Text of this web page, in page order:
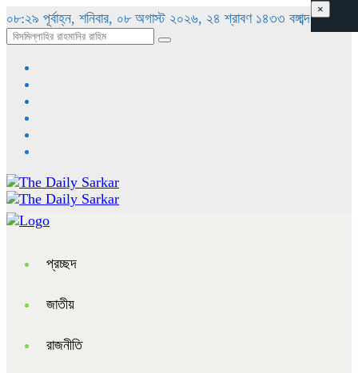
০৮:২৯ পূর্বাহ্ন, শনিবার, ০৮ অগাস্ট ২০২৬, ২৪ শ্রাবণ ১৪৩৩ বঙ্গাব্দ
প্রচ্ছদ
জাতীয়
রাজনীতি
×